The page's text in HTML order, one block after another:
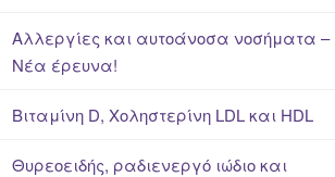
Αλλεργίες και αυτοάνοσα νοσήματα –
Νέα έρευνα!
Βιταμίνη D, Χοληστερίνη LDL και HDL
Θυρεοειδής, ραδιενεργό ιώδιο και